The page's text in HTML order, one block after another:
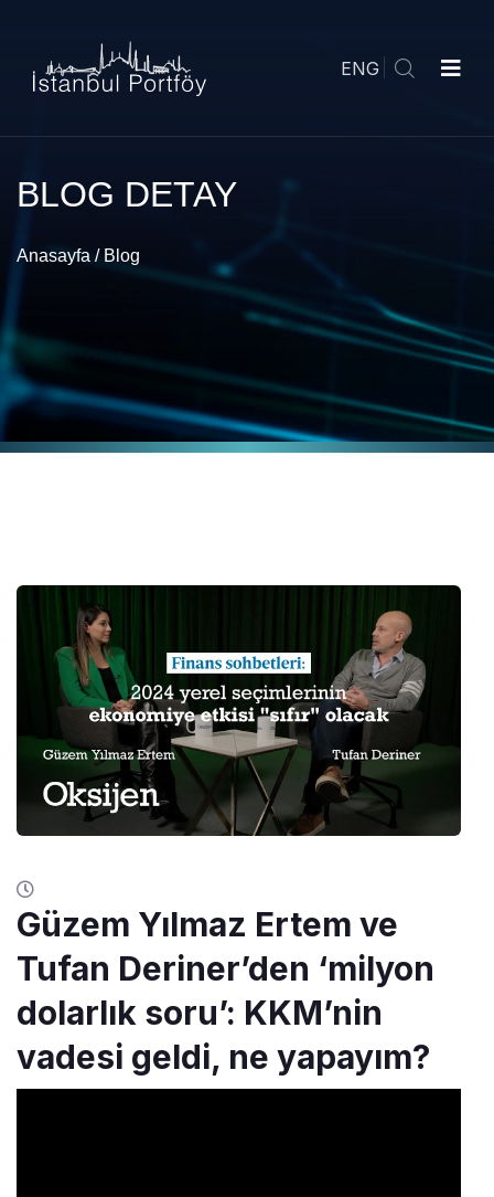
ENG
BLOG DETAY
Anasayfa / Blog
Güzem Yılmaz Ertem ve
Tufan Deriner’den ‘milyon
dolarlık soru’: KKM’nin
vadesi geldi, ne yapayım?